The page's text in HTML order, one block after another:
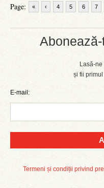
Lasă-ne
și fii
E-mail:
Termeni și condiții privind
Page: « ‹ 4 5 6 7